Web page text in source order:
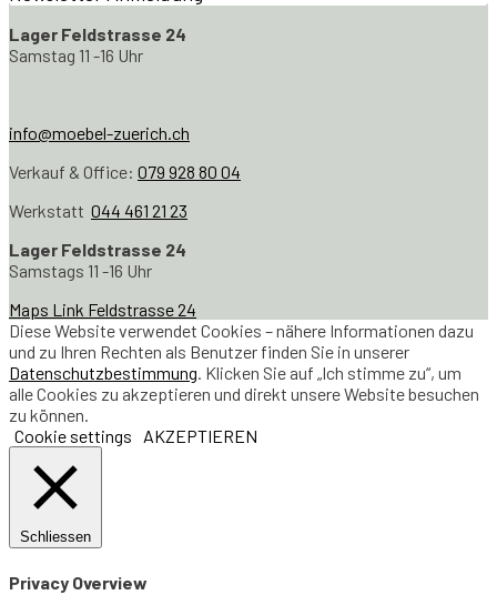
Lager Feldstrasse 24
Samstag 11 -16 Uhr
info@moebel-zuerich.ch
Verkauf & Office: 079 928 80 04
Werkstatt 044 461 21 23
Lager Feldstrasse 24
Samstags 11 -16 Uhr
Maps Link Feldstrasse 24
Diese Website verwendet Cookies – nähere Informationen dazu
und zu Ihren Rechten als Benutzer finden Sie in unserer
Datenschutzbestimmung. Klicken Sie auf „Ich stimme zu“, um
alle Cookies zu akzeptieren und direkt unsere Website besuchen
zu können.
Cookie settings
AKZEPTIEREN
Schliessen
Privacy Overview